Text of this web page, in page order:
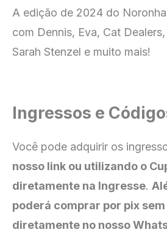
A edição de 2024 do
com Dennis, Eva, Cat
Sarah Stenzel e muito mais!
Ingressos e
Você pode adquirir os
nosso link ou utilizando o
diretamente na Ingresse.
poderá comprar por pix
diretamente no nosso